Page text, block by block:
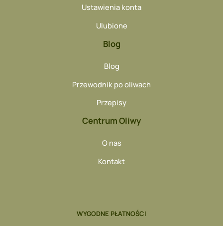
Ustawienia konta
Ulubione
Blog
Blog
Przewodnik po oliwach
Przepisy
Centrum Oliwy
O nas
Kontakt
WYGODNE PŁATNOŚCI